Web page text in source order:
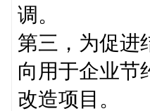
调。
第三，为促进
向用于企业节
改造项目。